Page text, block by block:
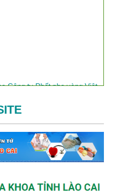
Công ty Phốt pho vàng Việt